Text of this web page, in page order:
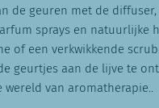
de geuren met de
sprays en natuurlijke
of een verkwikkende scrub.
geurtjes aan de lijve te
van aromatherapie..